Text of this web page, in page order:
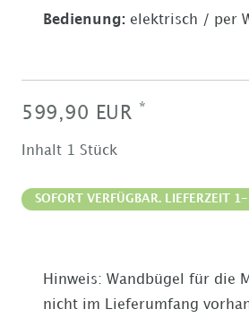
Bedienung: elektrisch / per
599,90 EUR *
Inhalt Stück
SOFORT VERFÜGBAR. LIEFERZEIT
Hinweis: Wandbügel für die
nicht im Lieferumfang